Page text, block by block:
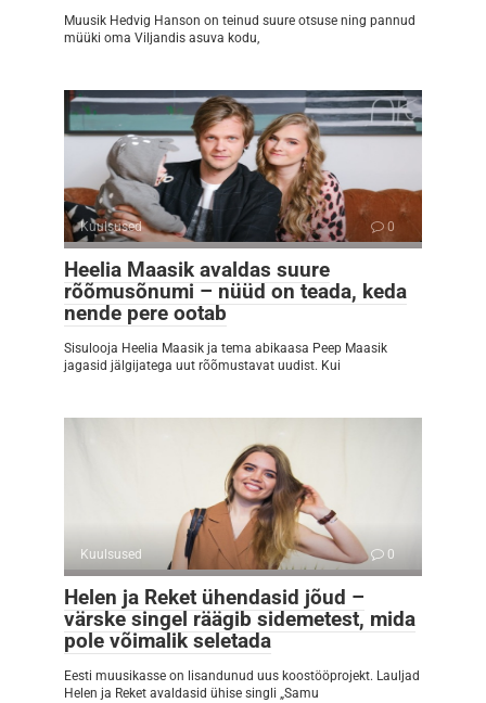
Muusik Hedvig Hanson on teinud suure otsuse ning pannud
müüki oma Viljandis asuva kodu,
Kuulsused 0
Heelia Maasik avaldas suure
rõõmusõnumi – nüüd on teada, keda
nende pere ootab
Sisulooja Heelia Maasik ja tema abikaasa Peep Maasik
jagasid jälgijatega uut rõõmustavat uudist. Kui
Kuulsused 0
Helen ja Reket ühendasid jõud –
värske singel räägib sidemetest, mida
pole võimalik seletada
Eesti muusikasse on lisandunud uus koostööprojekt. Lauljad
Helen ja Reket avaldasid ühise singli „Samu